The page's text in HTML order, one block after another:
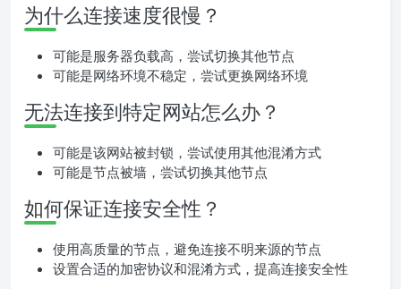
为什么连接速度很慢？
可能是服务器负载高，尝试切换其他节点
可能是网络环境不稳定，尝试更换网络环境
无法连接到特定网站怎么办？
可能是该网站被封锁，尝试使用其他混淆方式
可能是节点被墙，尝试切换其他节点
如何保证连接安全性？
使用高质量的节点，避免连接不明来源的节点
设置合适的加密协议和混淆方式，提高连接安全性